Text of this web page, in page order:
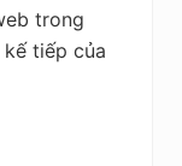
trong
tiếp của